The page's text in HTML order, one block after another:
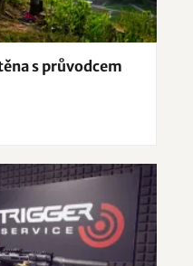
s průvodcem